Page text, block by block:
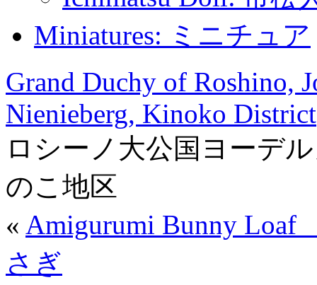
Miniatures: ミニチュア
Grand Duchy of Roshino,
Nienieberg, Kinoko District
ロシーノ大公国ヨーデ
のこ地区
« Amigurumi Bunny
さぎ